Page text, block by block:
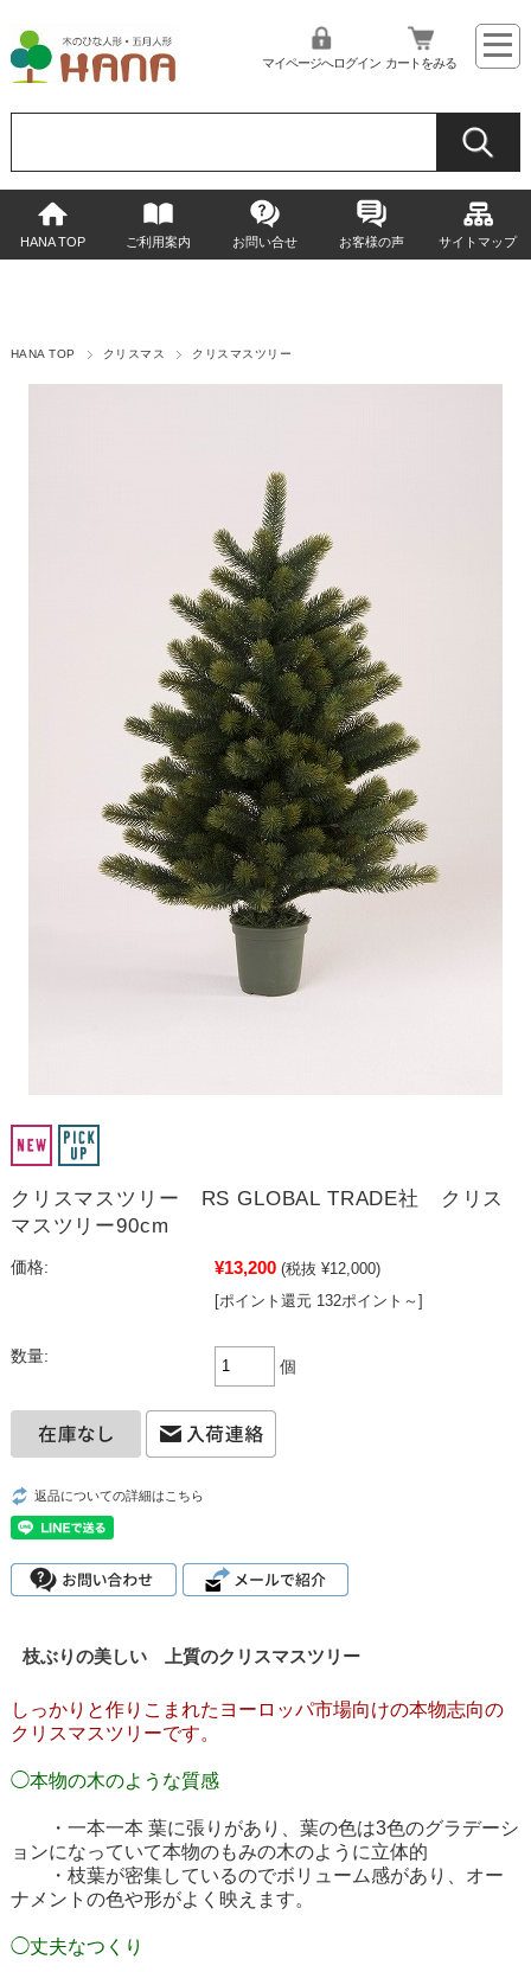
マイページへログイン カートをみる
HANA TOP ご利用案内 お問い合せ お客様の声 サイトマップ
HANA TOP クリスマス クリスマスツリー
クリスマスツリー RS GLOBAL TRADE社 クリス
マスツリー90cm
価格: ¥13,200 (税抜 ¥12,000)
[ポイント還元 132ポイント～]
数量:
個
返品についての詳細はこちら
枝ぶりの美しい 上質のクリスマスツリー
しっかりと作りこまれたヨーロッパ市場向けの本物志向の
クリスマスツリーです。
◯本物の木のような質感
・一本一本 葉に張りがあり、葉の色は3色のグラデーシ
ョンになっていて本物のもみの木のように立体的
・枝葉が密集しているのでボリューム感があり、オー
ナメントの色や形がよく映えます。
◯丈夫なつくり